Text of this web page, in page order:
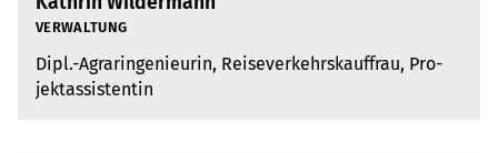
VER­WAL­TUNG
Dipl.-Agrar­in­ge­nieu­rin, Rei­se­ver­kehrs­kauf­frau, Pro­
jek­t­as­sis­ten­tin